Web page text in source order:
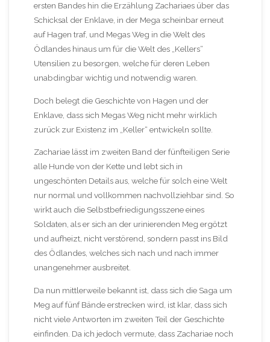
ersten Bandes hin die Erzählung Zachariaes über das
Schicksal der Enklave, in der Mega scheinbar erneut
auf Hagen traf, und Megas Weg in die Welt des
Ödlandes hinaus um für die Welt des „Kellers“
Utensilien zu besorgen, welche für deren Leben
unabdingbar wichtig und notwendig waren.
Doch belegt die Geschichte von Hagen und der
Enklave, dass sich Megas Weg nicht mehr wirklich
zurück zur Existenz im „Keller“ entwickeln sollte.
Zachariae lässt im zweiten Band der fünfteiligen Serie
alle Hunde von der Kette und lebt sich in
ungeschönten Details aus, welche für solch eine Welt
nur normal und vollkommen nachvollziehbar sind. So
wirkt auch die Selbstbefriedigungsszene eines
Soldaten, als er sich an der urinierenden Meg ergötzt
und aufheizt, nicht verstörend, sondern passt ins Bild
des Ödlandes, welches sich nach und nach immer
unangenehmer ausbreitet.
Da nun mittlerweile bekannt ist, dass sich die Saga um
Meg auf fünf Bände erstrecken wird, ist klar, dass sich
nicht viele Antworten im zweiten Teil der Geschichte
einfinden. Da ich jedoch vermute, dass Zachariae noch